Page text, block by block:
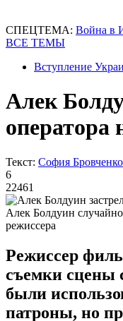
СПЕЦТЕМА: Война в
ВСЕ ТЕМЫ
Вступление
Алек
оператора
Текст: София Бровченко
6
22461
Алек Болдуин
режиссера
Режиссер
съемки сцены
были
патроны, но